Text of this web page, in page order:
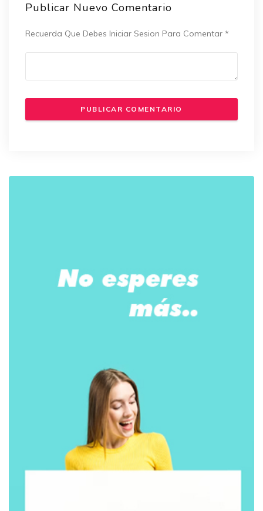
Publicar Nuevo Comentario
Recuerda Que Debes Iniciar Sesion Para Comentar *